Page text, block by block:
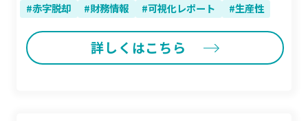
赤字脱却 財務情報 可視化レポート 生産性
詳しくはこちら